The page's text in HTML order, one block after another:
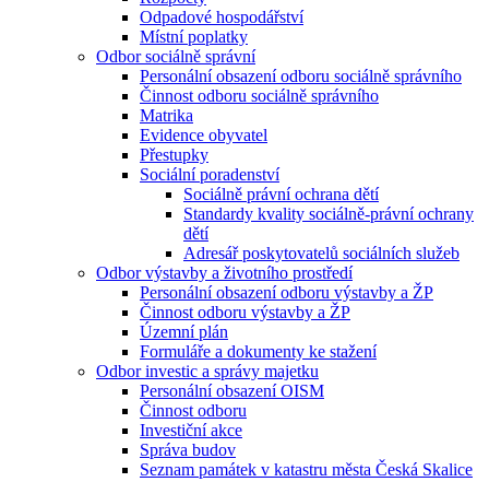
Odpadové hospodářství
Místní poplatky
Odbor sociálně správní
Personální obsazení odboru sociálně správního
Činnost odboru sociálně správního
Matrika
Evidence obyvatel
Přestupky
Sociální poradenství
Sociálně právní ochrana dětí
Standardy kvality sociálně-právní ochrany
dětí
Adresář poskytovatelů sociálních služeb
Odbor výstavby a životního prostředí
Personální obsazení odboru výstavby a ŽP
Činnost odboru výstavby a ŽP
Územní plán
Formuláře a dokumenty ke stažení
Odbor investic a správy majetku
Personální obsazení OISM
Činnost odboru
Investiční akce
Správa budov
Seznam památek v katastru města Česká Skalice